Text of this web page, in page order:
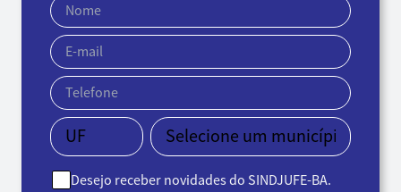
Desejo receber novidades do SINDJUFE-BA.